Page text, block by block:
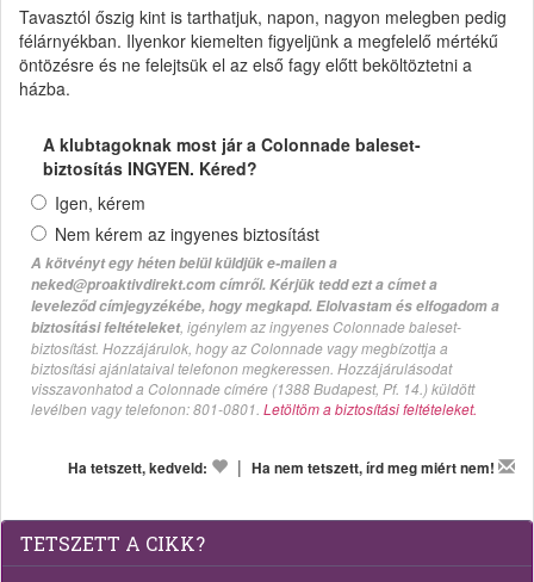
Tavasztól őszig kint is tarthatjuk, napon, nagyon melegben pedig
félárnyékban. Ilyenkor kiemelten figyeljünk a megfelelő mértékű
öntözésre és ne felejtsük el az első fagy előtt beköltöztetni a
házba.
A klubtagoknak most jár a Colonnade baleset-
biztosítás INGYEN. Kéred?
Igen, kérem
Nem kérem az ingyenes biztosítást
A kötvényt egy héten belül küldjük e-mailen a
neked@proaktivdirekt.com címről. Kérjük tedd ezt a címet a
leveleződ címjegyzékébe, hogy megkapd. Elolvastam és elfogadom a
biztosítási feltételeket, igénylem az ingyenes Colonnade baleset-
biztosítást. Hozzájárulok, hogy az Colonnade vagy megbízottja a
biztosítási ajánlataival telefonon megkeressen. Hozzájárulásodat
visszavonhatod a Colonnade címére (1388 Budapest, Pf. 14.) küldött
levélben vagy telefonon: 801-0801. Letöltöm a biztosítási feltételeket.
Ha tetszett, kedveld: | Ha nem tetszett, írd meg miért nem!
TETSZETT A CIKK?